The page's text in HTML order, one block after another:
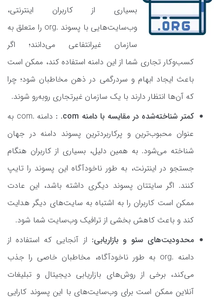
بسیاری از کاربران اینترنتی،
وب‌سایت‌هایی با پسوند .org را متعلق به
سازمان‌ غیرانتفاعی می‌دانند؛ اگر
کسب‌وکار تجاری شما از این دامنه استفاده کند، ممکن است
باعث ایجاد ابهام و سردرگمی در ذهن مخاطبان شود؛ چرا
که آن‌ها انتظار دارند با یک سازمان غیرتجاری روبه‌رو شوند.
کمتر شناخته‌شده در مقایسه با دامنه com. :
دامنه .com به
عنوان محبوب‌ترین و پرکاربردترین پسوند دامنه در جهان
شناخته می‌شود. به همین دلیل، بسیاری از کاربران هنگام
جستجو در اینترنت، به طور ناخودآگاه این پسوند را تایپ
کنند. اگر سایتتان پسوند دیگری داشته باشد، این عادت
ممکن است کاربران را به اشتباه به سایت‌های دیگر هدایت
کند و باعث کاهش بخشی از ترافیک وب‌سایت شما شود.
محدودیت‌های سئو و بازاریابی: از آنجایی که استفاده از
دامنه .org به طور ناخودآگاه، مخاطبان خاصی را جذب
می‌کند، برخی از روش‌های بازاریابی دیجیتال و تبلیغات
آنلاین ممکن است برای وب‌سایت‌های با این پسوند کارایی